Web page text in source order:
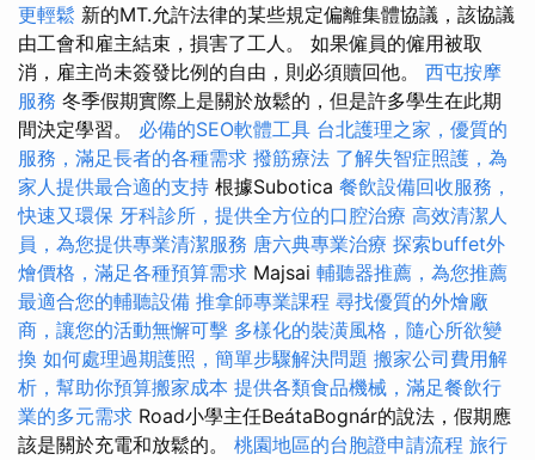
更輕鬆 新的MT.允許法律的某些規定偏離集體協議，該協議
由工會和雇主結束，損害了工人。 如果僱員的僱用被取
消，雇主尚未簽發比例的自由，則必須贖回他。 西屯按摩
服務 冬季假期實際上是關於放鬆的，但是許多學生在此期
間決定學習。 必備的SEO軟體工具 台北護理之家，優質的
服務，滿足長者的各種需求 撥筋療法 了解失智症照護，為
家人提供最合適的支持 根據Subotica 餐飲設備回收服務，
快速又環保 牙科診所，提供全方位的口腔治療 高效清潔人
員，為您提供專業清潔服務 唐六典專業治療 探索buffet外
燴價格，滿足各種預算需求 Majsai 輔聽器推薦，為您推薦
最適合您的輔聽設備 推拿師專業課程 尋找優質的外燴廠
商，讓您的活動無懈可擊 多樣化的裝潢風格，隨心所欲變
換 如何處理過期護照，簡單步驟解決問題 搬家公司費用解
析，幫助你預算搬家成本 提供各類食品機械，滿足餐飲行
業的多元需求 Road小學主任BeátaBognár的說法，假期應
該是關於充電和​​放鬆的。 桃園地區的台胞證申請流程 旅行